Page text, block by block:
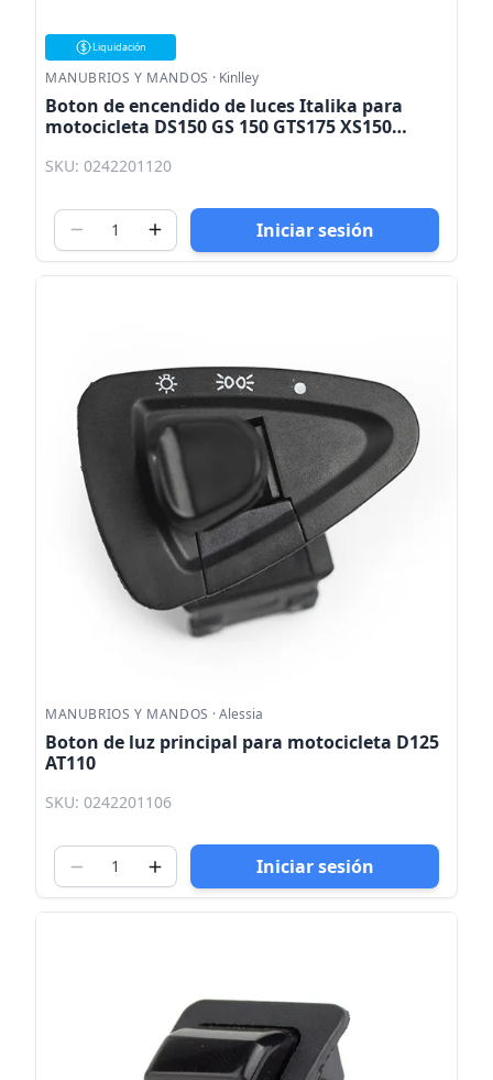
Liquidación
MANUBRIOS Y MANDOS · Kinlley
Boton de encendido de luces Italika para
motocicleta DS150 GS 150 GTS175 XS150
SKU: 0242201120
Iniciar sesión
MANUBRIOS Y MANDOS ·Alessia
Boton de luz principal para motocicleta D125
AT110
SKU: 0242201106
Iniciar sesión